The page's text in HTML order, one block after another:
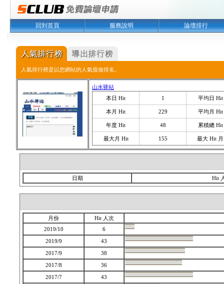
回到首頁 服務說明 論壇排行
人氣排行榜是以您網站的人氣值做排名。
山水驿站
本日 Hit
1 平均日 Hit
本月 Hit 229 平均月 Hit
年度 Hit 48 累積總 Hit
最大月 Hit 155 最大 Hit 月
日期 Hit
月份
Hit 人次
2019/10
6
2019/9
43
2017/9
38
2017/8
36
2017/7
43